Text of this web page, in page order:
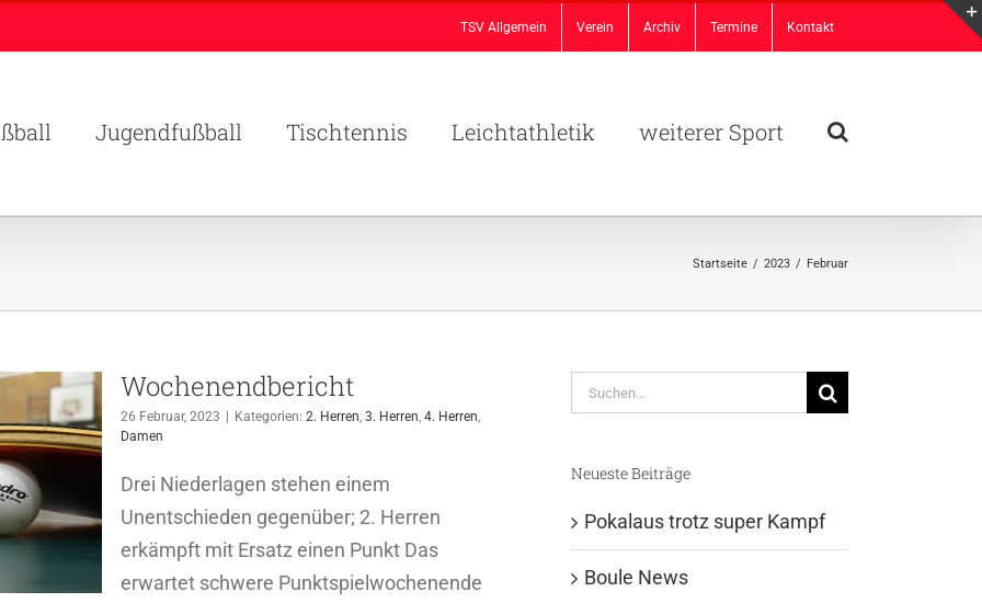
TSV Allgemein Verein Archiv Termine Kontakt
Jugendfußball Tischtennis Leichtathletik weiterer Sport
Startseite / 2023 / Februar
Wochenendbericht
26 Februar, 2023 Kategorien: 2. Herren, 3. Herren, 4. Herren,
Damen
Drei Niederlagen stehen einem
Unentschieden gegenüber; 2. Herren
erkämpft mit Ersatz einen Punkt Das
erwartet schwere Punktspielwochenende
Suche
nach:
Neueste Beiträge
Pokalaus trotz super Kampf
Boule News